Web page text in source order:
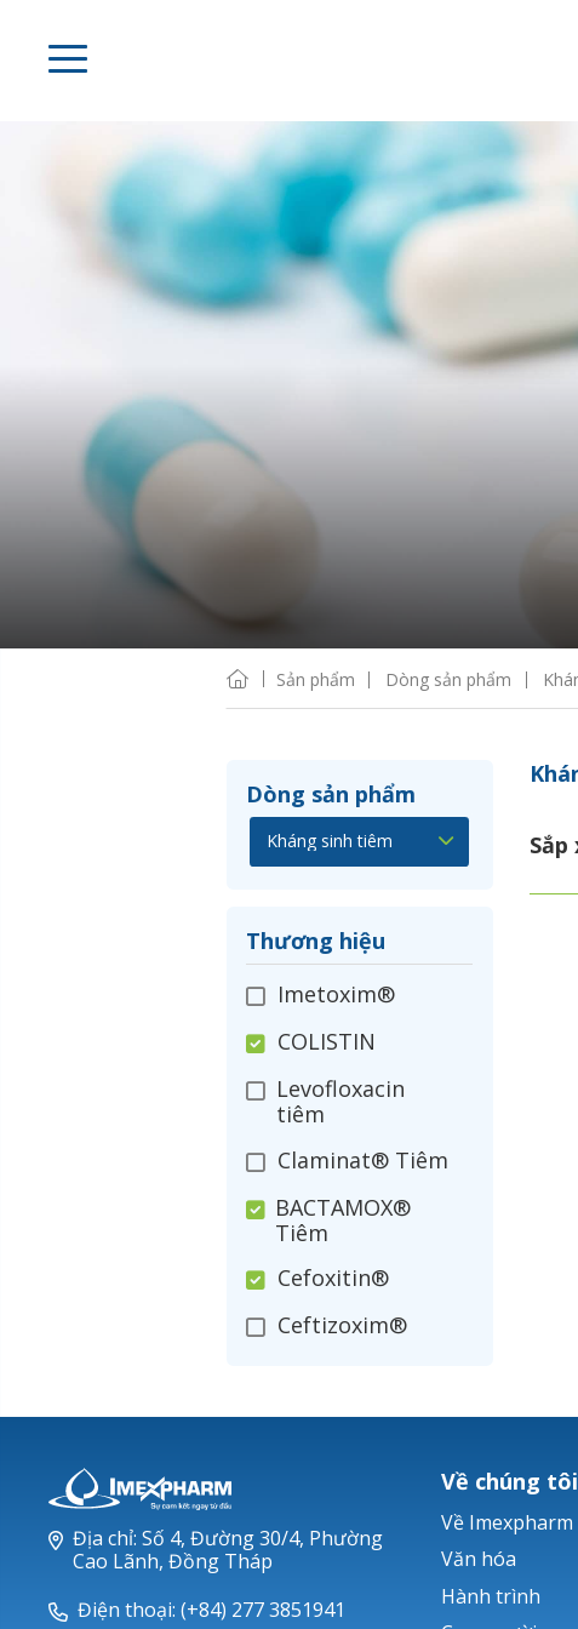
Sản phẩm Dòng sản phẩm
Dòng sản phẩm
Thương hiệu
Imetoxim®
COLISTIN
Levofloxacin
tiêm
Claminat® Tiêm
BACTAMOX®
Tiêm
Cefoxitin®
Ceftizoxim®
Nerusyn®
Ticarlinat®
Zobacta®
Sắp
Địa chỉ: Số 4, Đường 30/4, Phường
Cao Lãnh, Đồng Tháp
Điện thoại: (+84) 277 3851941
Về chúng tôi
Về Imexpharm
Văn hóa
Hành trình